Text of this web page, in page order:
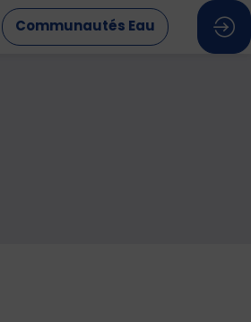
Communautés Eau